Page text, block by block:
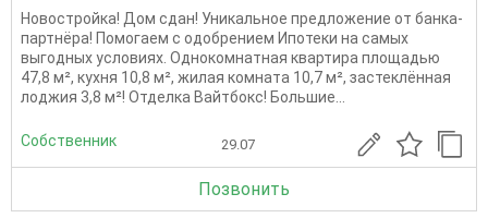
Новостройка! Дом сдан! Уникальное предложение от банка-
партнёра! Помогаем с одобрением Ипотеки на самых
выгодных условиях. Однокомнатная квартира площадью
47,8 м², кухня 10,8 м², жилая комната 10,7 м², застеклённая
лоджия 3,8 м²! Отделка Вайтбокс! Большие...
Собственник 29.07
Позвонить